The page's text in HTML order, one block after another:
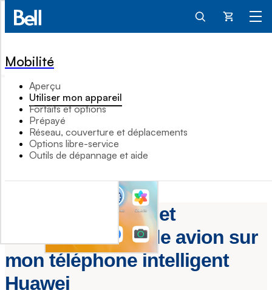
Panier
Mobilité
Aperçu
Utiliser mon appareil
Forfaits et options
Prépayé
Réseau, couverture et déplacements
Options libre-service
Outils de dépannage et aide
Comment activer et
désactiver le mode avion sur
mon téléphone intelligent
Huawei